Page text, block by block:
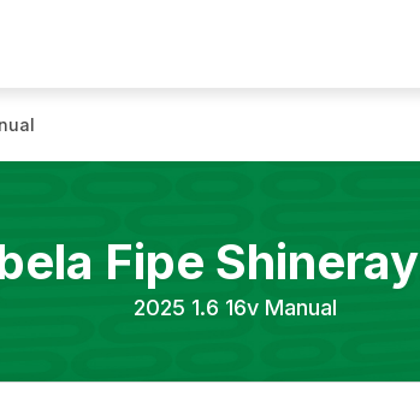
Fipe Shineray
2025 1.6 16v Manual